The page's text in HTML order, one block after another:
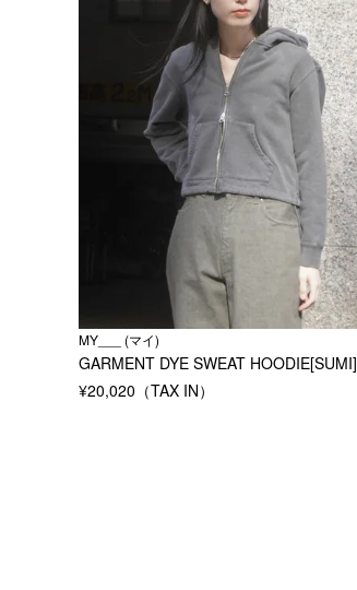
MY___ (マイ)
GARMENT DYE SWEAT HOODIE[SUMI]
¥20,020